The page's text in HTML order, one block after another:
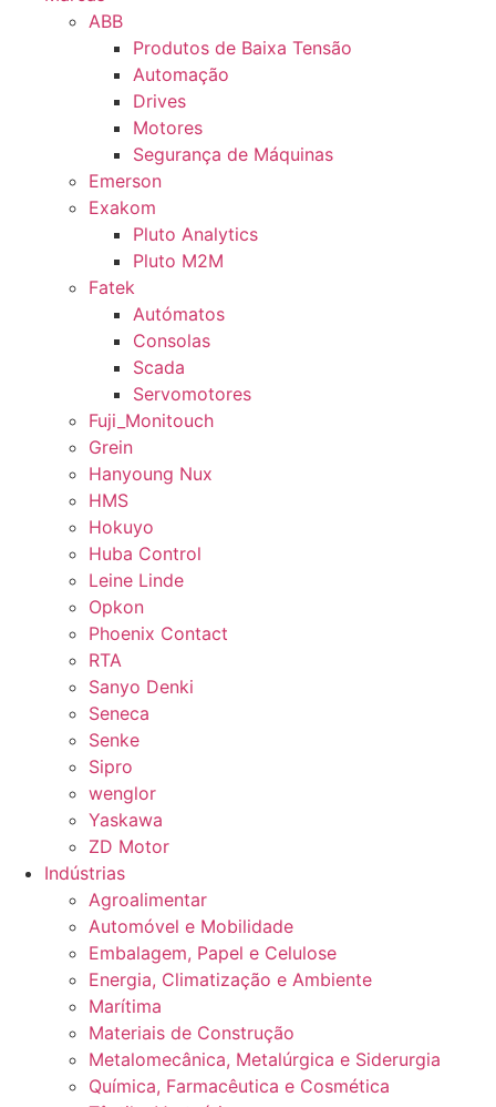
ABB
Produtos de Baixa Tensão
Automação
Drives
Motores
Segurança de Máquinas
Emerson
Exakom
Pluto Analytics
Pluto M2M
Fatek
Autómatos
Consolas
Scada
Servomotores
Fuji_Monitouch
Grein
Hanyoung Nux
HMS
Hokuyo
Huba Control
Leine Linde
Opkon
Phoenix Contact
RTA
Sanyo Denki
Seneca
Senke
Sipro
wenglor
Yaskawa
ZD Motor
Indústrias
Agroalimentar
Automóvel e Mobilidade
Embalagem, Papel e Celulose
Energia, Climatização e Ambiente
Marítima
Materiais de Construção
Metalomecânica, Metalúrgica e Siderurgia
Química, Farmacêutica e Cosmética